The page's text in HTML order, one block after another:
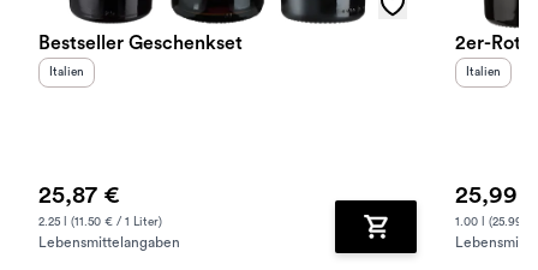
Bestseller Geschenkset
Herkunftsland
Italien
25,87 €
2.25 l (11.50 € / 1 Liter)
Lebensmittelangaben Zum Warenkorb
2er-
Italien
25,99
1.00 l (25.99 €